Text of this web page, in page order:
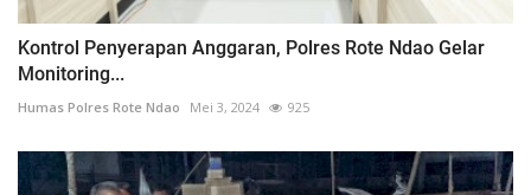
Kontrol Penyerapan Anggaran, Polres Rote Ndao Gelar
Monitoring...
Humas Polres Rote Ndao Mei 3, 2024 925